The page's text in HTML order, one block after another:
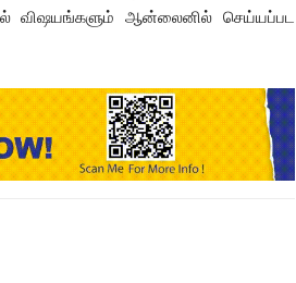
விஷயங்களும் ஆன்லைனில் செய்யப்பட